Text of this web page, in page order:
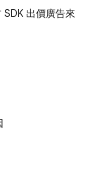
出價廣告來